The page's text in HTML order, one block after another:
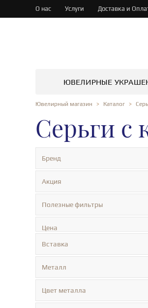
О нас Услуги Доставка и
ЮВЕЛИРНЫЕ
Ювелирный магазин Каталог
Серьги с
Бренд
Акция
Полезные фильтры
Цена
Вставка
Металл
Цвет металла